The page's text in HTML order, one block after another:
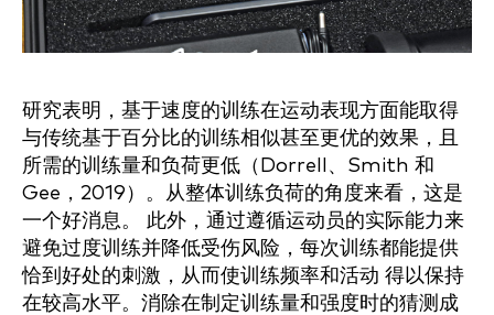
研究表明，基于速度的训练在运动表现方面能取得
与传统基于百分比的训练相似甚至更优的效果，且
所需的训练量和负荷更低（Dorrell、Smith 和
Gee，2019）。从整体训练负荷的角度来看，这是
一个好消息。 此外，通过遵循运动员的实际能力来
避免过度训练并降低受伤风险，每次训练都能提供
恰到好处的刺激，从而使训练频率和活动 得以保持
在较高水平。消除在制定训练量和强度时的猜测成